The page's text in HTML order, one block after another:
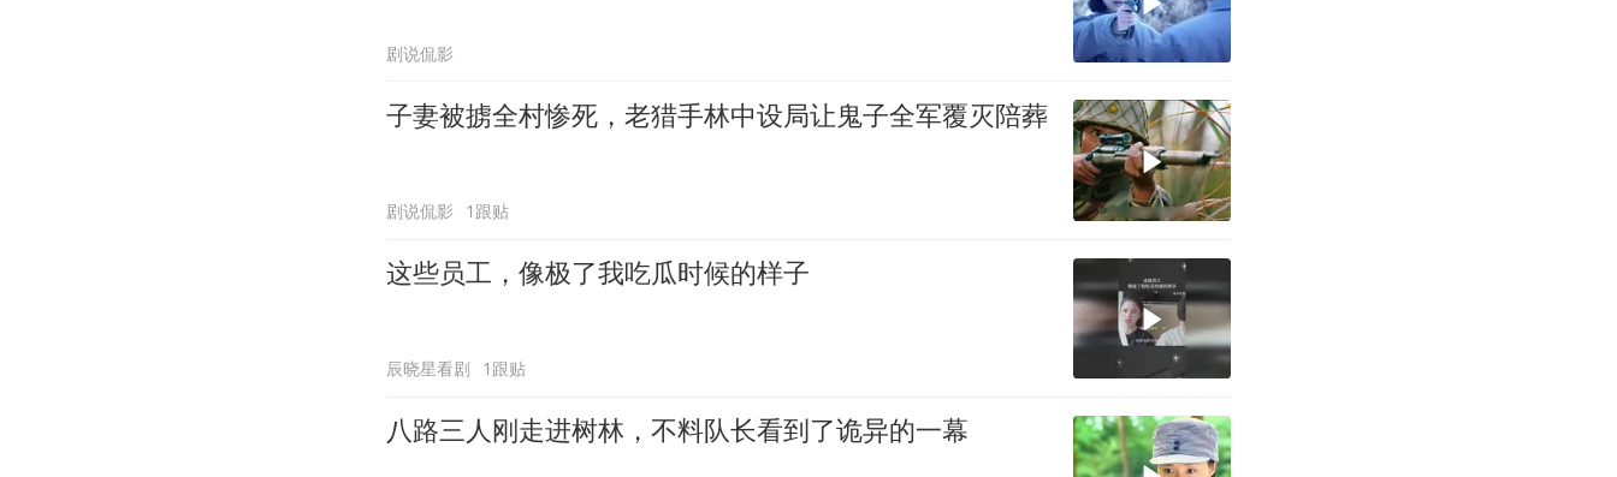
剧说侃影
子妻被掳全村惨死，老猎手林中设局让鬼子全军覆灭陪葬
剧说侃影 1跟贴
这些员工，像极了我吃瓜时候的样子
辰晓星看剧 1跟贴
八路三人刚走进树林，不料队长看到了诡异的一幕